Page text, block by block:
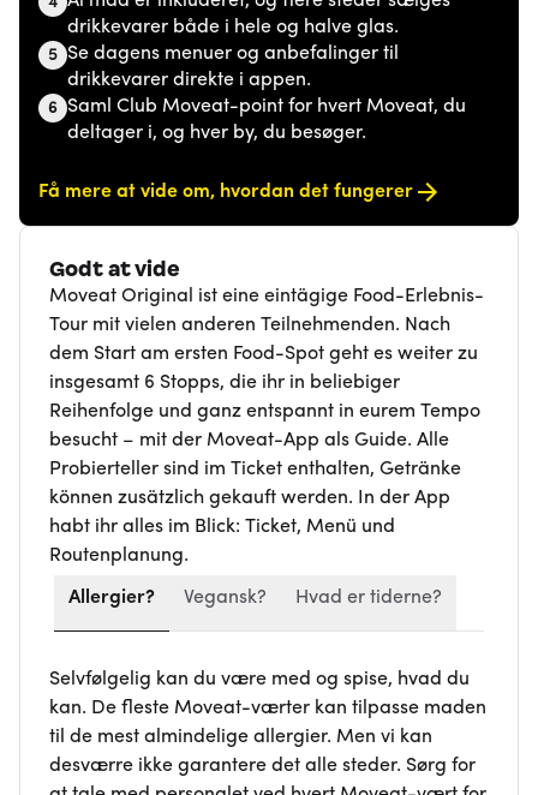
drikkevarer både i hele og halve glas.
5 Se dagens menuer og anbefalinger til
drikkevarer direkte i appen.
6 Saml Club Moveat-point for hvert Moveat, du
deltager i, og hver by, du besøger.
Få mere at vide om, hvordan det fungerer
Godt at vide
Moveat Original ist eine eintägige Food-Erlebnis-
Tour mit vielen anderen Teilnehmenden. Nach
dem Start am ersten Food-Spot geht es weiter zu
insgesamt 6 Stopps, die ihr in beliebiger
Reihenfolge und ganz entspannt in eurem Tempo
besucht – mit der Moveat-App als Guide. Alle
Probierteller sind im Ticket enthalten, Getränke
können zusätzlich gekauft werden. In der App
habt ihr alles im Blick: Ticket, Menü und
Routenplanung.
Allergier? Vegansk? Hvad er tiderne?
Selvfølgelig kan du være med og spise, hvad du
kan. De fleste Moveat-værter kan tilpasse maden
til de mest almindelige allergier. Men vi kan
desværre ikke garantere det alle steder. Sørg for